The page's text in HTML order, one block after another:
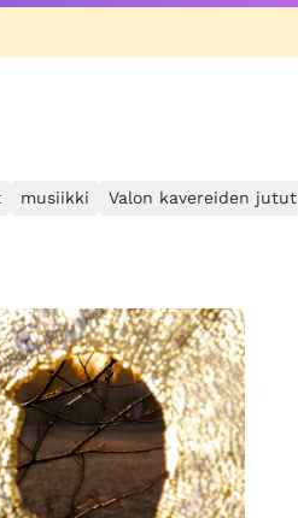
musiikki
Valon kavereiden jutut